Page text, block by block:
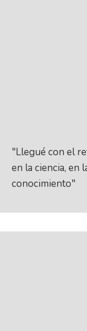
"Llegué con el
en la ciencia, en
conocimiento"